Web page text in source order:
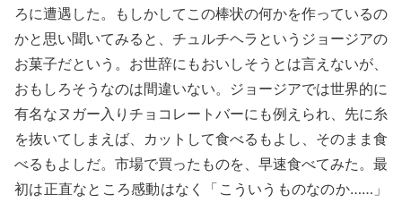
ろに遭遇した。もしかしてこの棒状の何かを作っているの
かと思い聞いてみると、チュルチヘラというジョージアの
お菓子だという。お世辞にもおいしそうとは言えないが、
おもしろそうなのは間違いない。ジョージアでは世界的に
有名なヌガー入りチョコレートバーにも例えられ、先に糸
を抜いてしまえば、カットして食べるもよし、そのまま食
べるもよしだ。市場で買ったものを、早速食べてみた。最
初は正直なところ感動はなく「こういうものなのか……」